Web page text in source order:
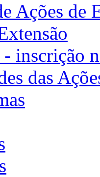
Ações de
inscrição
das